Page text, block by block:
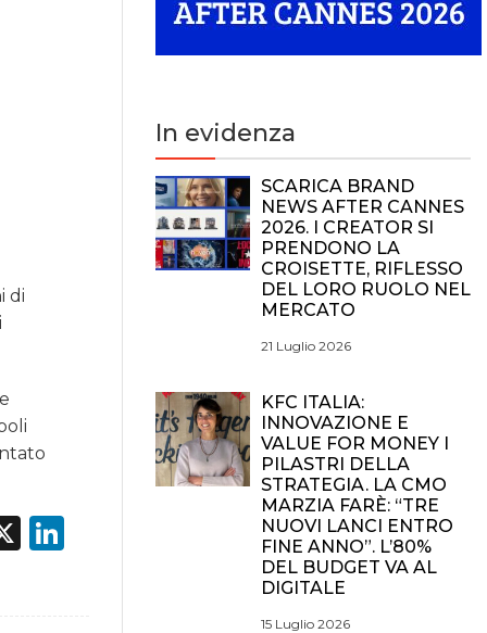
di
X LinkedIn
In evidenza
SCARICA BRAND
NEWS AFTER CANNES
2026. I CREATOR SI
PRENDONO LA
CROISETTE, RIFLESSO
DEL LORO RUOLO NEL
MERCATO
21 Luglio 2026
KFC ITALIA:
INNOVAZIONE E
VALUE FOR MONEY I
PILASTRI DELLA
STRATEGIA. LA CMO
MARZIA FARÈ: “TRE
NUOVI LANCI ENTRO
FINE ANNO”. L’80%
DEL BUDGET VA AL
DIGITALE
15 Luglio 2026